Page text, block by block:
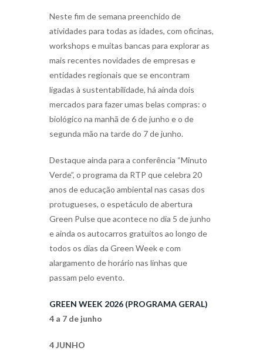
Neste fim de semana preenchido de
atividades para todas as idades, com oficinas,
workshops e muitas bancas para explorar as
mais recentes novidades de empresas e
entidades regionais que se encontram
ligadas à sustentabilidade, há ainda dois
mercados para fazer umas belas compras: o
biológico na manhã de 6 de junho e o de
segunda mão na tarde do 7 de junho.
Destaque ainda para a conferência “Minuto
Verde”, o programa da RTP que celebra 20
anos de educação ambiental nas casas dos
protugueses, o espetáculo de abertura
Green Pulse que acontece no dia 5 de junho
e ainda os autocarros gratuitos ao longo de
todos os dias da Green Week e com
alargamento de horário nas linhas que
passam pelo evento.
GREEN WEEK 2026 (PROGRAMA GERAL)
4 a 7 de junho
4 JUNHO